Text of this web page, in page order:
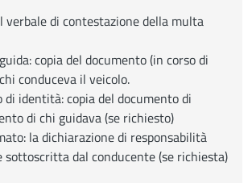
verbale di contestazione della multa
copia del documento (in corso di
conduceva il veicolo.
di identità: copia del documento di
di chi guidava (se richiesto)
la dichiarazione di responsabilità
sottoscritta dal conducente (se richiesta)